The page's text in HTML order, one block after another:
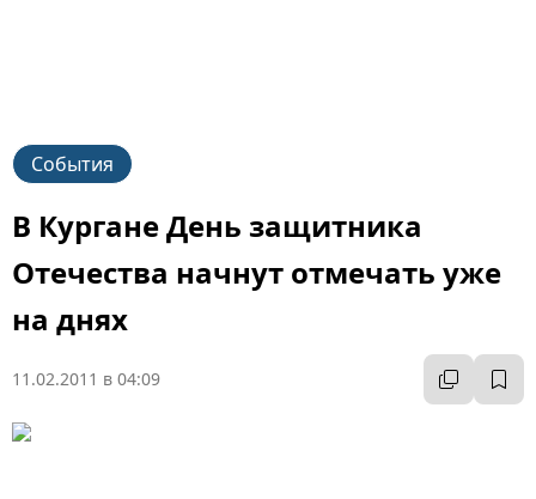
События
В Кургане День защитника
Отечества начнут отмечать уже
на днях
11.02.2011 в 04:09